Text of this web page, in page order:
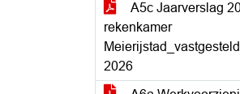
A5c Jaarverslag
rekenkamer
2026